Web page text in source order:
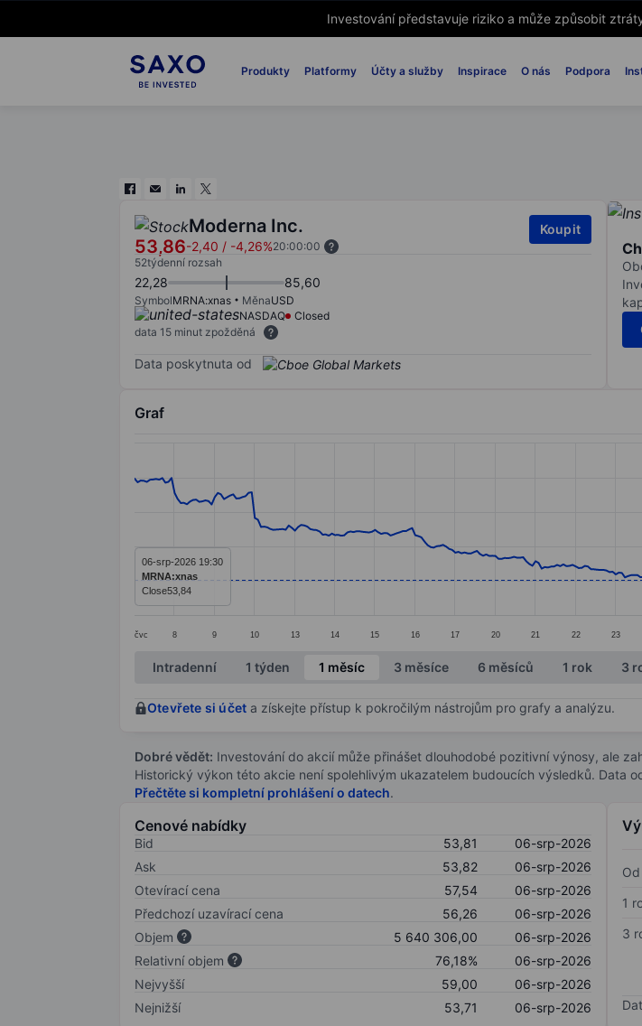
Investování představuje riziko a může způsobit
Produkty Platformy Účty a služby Inspirace O nás Podpora
Moderna Inc.
53,86-2,40 / -4,26%20:00:00
Koupit
52týdenní rozsah
22,28 85,60
SymbolMRNA:xnas MěnaUSD
NASDAQ
Closed
data 15 minut zpožděná
Data poskytnuta od
Graf
Line chart with 299 data points.
The chart has 1 X axis displaying categories.
The chart has 1 Y axis displaying values. Data ranges from 53.55 to 79.95.
čvc 8 9 10 13 14 15 16 17 20 21 22 23
06-srp-2026 19:30
MRNA:xnas
Close53,84
End of interactive chart.
Intradenní 1 týden 1 měsíc 3 měsíce 6 měsíců 1 rok 3
Otevřete si účet a získejte přístup k pokročilým nástrojům pro grafy a analýzu.
Dobré vědět: Investování do akcií může přinášet dlouhodobé pozitivní výnosy, ale
Historický výkon této akcie není spolehlivým ukazatelem budoucích výsledků. Data
Přečtěte si kompletní prohlášení o datech.
Cenové nabídky
Bid 53,81
06-srp-2026
Ask
53,82
06-srp-2026
Otevírací cena
57,54
06-srp-2026
Předchozí uzavírací cena
56,26
06-srp-2026
Objem
5 640 306,00
06-srp-2026
Relativní objem
76,18%
06-srp-2026
Nejvyšší
59,00
06-srp-2026
Nejnižší
53,71 06-srp-2026
1
3